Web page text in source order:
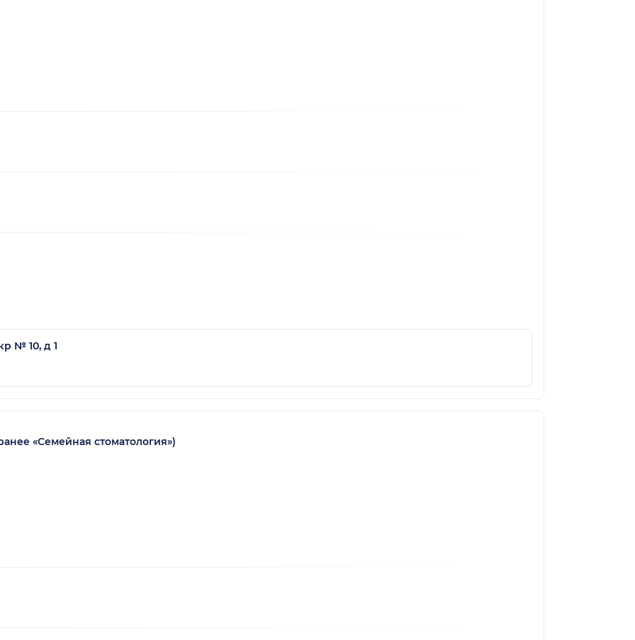
№ 10, д 1
«Семейная стоматология»)